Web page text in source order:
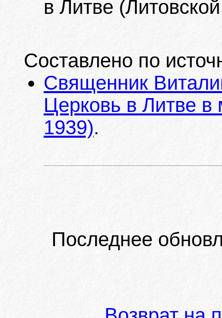
в Литве
Составлено по
Священник
Церковь в Литве
1939).
Последнее